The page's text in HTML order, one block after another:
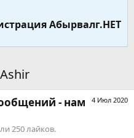
Абырвалг.НЕТ
4 Июл 2020
- нам
250 лайков.